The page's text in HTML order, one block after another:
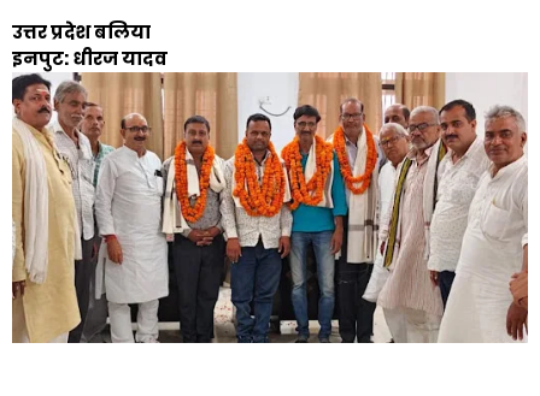
उत्तर प्रदेश बलिया
इनपुट: धीरज यादव